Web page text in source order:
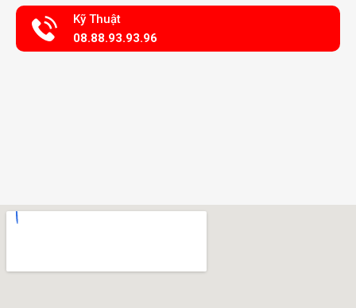
Kỹ Thuật
08.88.93.93.96